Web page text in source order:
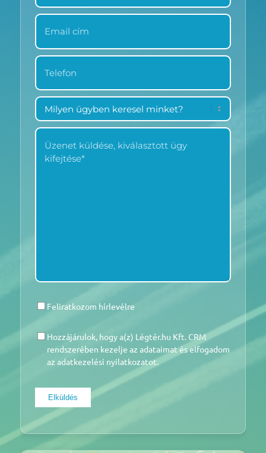
EMAIL
CÍM*
TELEFON
MILYEN
ÜGYBEN
KERESEL
MINKET?
ÜZENET
KÜLDÉSE*
HÍRLEVÉL
Feliratkozom hírlevélre
HOZZÁJÁRULÁS *
Hozzájárulok, hogy a(z) Légtér.hu Kft. CRM
rendszerében kezelje az adataimat és elfogadom
az adatkezelési nyilatkozatot.
Elküldés